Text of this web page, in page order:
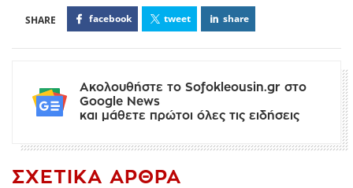
facebook tweet share
Ακολουθήστε το Sofokleousin.gr στο
Google News
και μάθετε πρώτοι όλες τις ειδήσεις
ΣΧΕΤΙΚΆ ΆΡΘΡΑ